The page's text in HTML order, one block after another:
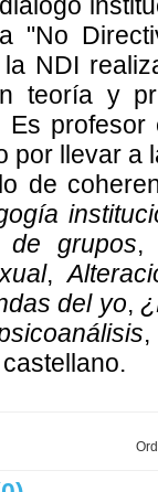
"No
NDI
teoría y
Es
por llevar a
de
de grupos
,
del yo,
,